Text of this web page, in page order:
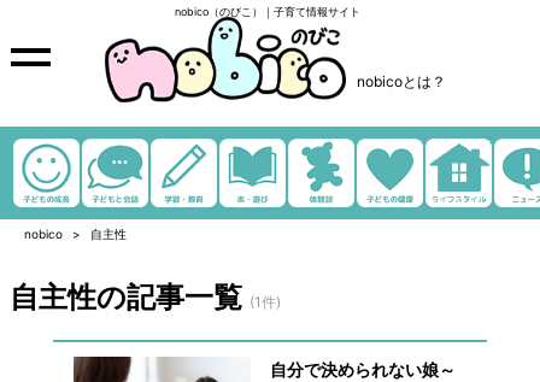
nobico（のびこ）｜子育て情報サイト
nobicoとは？
nobico 自主性
自主性の記事一覧 (1件)
自分で決められない娘～